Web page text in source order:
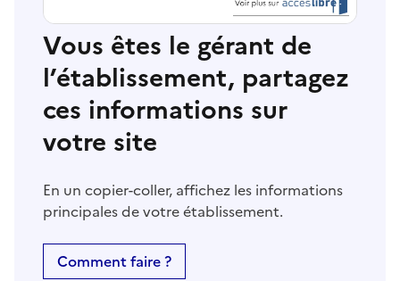
Vous êtes le gérant de
l’établissement, partagez
ces informations sur
votre site
En un copier-coller, affichez les informations
principales de votre établissement.
Comment faire ?